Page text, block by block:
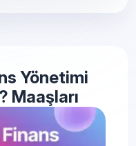
Yönetimi
Maaşları